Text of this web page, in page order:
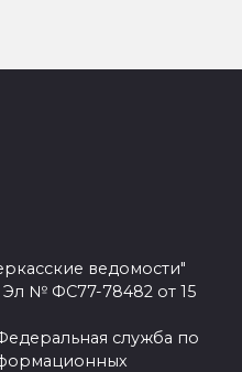
ведомости"
№ ФС77-78482 от 15
служба по